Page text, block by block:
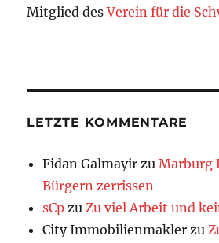
Mitglied desVerein für die
LETZTE KOMMENTARE
Fidan Galmayir zuMarburg
Bürgern zerrissen
sCp zuZu viel Arbeit und
City Immobilienmakler zu